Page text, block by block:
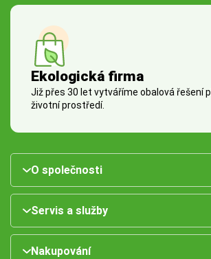
Ekologická firma
Již přes 30 let vytváříme obalová řešení
životní prostředí.
O společnosti
Servis a služby
Nakupování